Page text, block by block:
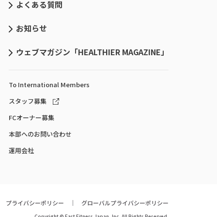
よくある質問
お知らせ
ウェブマガジン「HEALTHIER MAGAZINE」
To International Members
スタッフ募集
FCオーナー募集
本部へのお問い合わせ
運用会社
プライバシーポリシー グローバルプライバシーポリシー